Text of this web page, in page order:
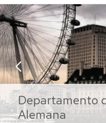
Departamento
Alemana
Departamento
Alemana
Departamento
Alemana
Departamento
Alemana
Departamento
Alemana